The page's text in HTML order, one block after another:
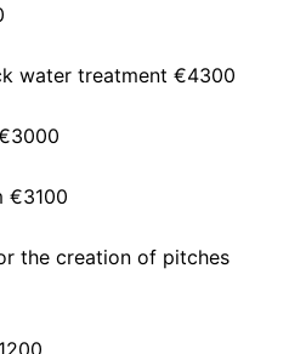
water treatment €4300
€3100
the creation of pitches